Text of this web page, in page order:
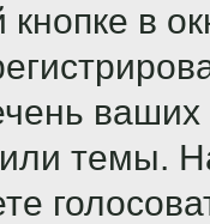
кнопке в
ваших
темы.